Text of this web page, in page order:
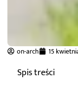
on-arch 15
Spis treści